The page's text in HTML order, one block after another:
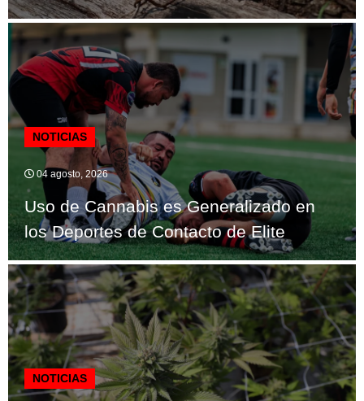
NOTICIAS
04 agosto, 2026
Uso de Cannabis es Generalizado en
los Deportes de Contacto de Elite
NOTICIAS